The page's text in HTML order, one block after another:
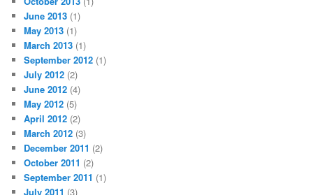
June 2013 (1)
May 2013 (1)
March 2013 (1)
September 2012 (1)
July 2012 (2)
June 2012 (4)
May 2012 (5)
April 2012 (2)
March 2012 (3)
December 2011 (2)
October 2011 (2)
September 2011 (1)
July 2011 (3)